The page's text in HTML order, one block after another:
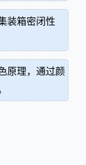
装箱密闭性
原理，通过颜